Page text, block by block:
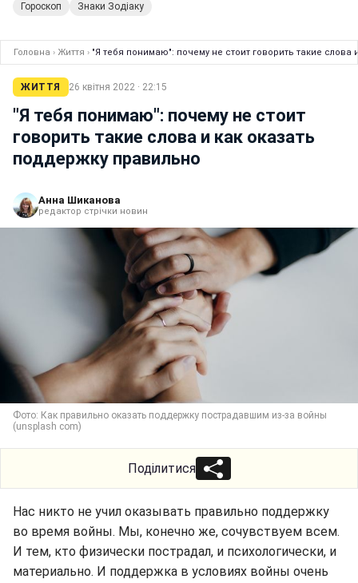
Гороскоп Знаки Зодіаку
Головна › Життя › "Я тебя понимаю": почему не стоит говорить такие
ЖИТТЯ 26 квітня 2022 · 22:15
"Я тебя понимаю": почему не стоит
говорить такие слова и как оказать
поддержку правильно
Анна Шиканова
редактор стрічки новин
Фото: Как правильно оказать поддержку пострадавшим из-за войны
(unsplash com)
Поділитися
Нас никто не учил оказывать правильно поддержку
во время войны. Мы, конечно же, сочувствуем всем.
И тем, кто физически пострадал, и психологически, и
материально. И поддержка в условиях войны очень